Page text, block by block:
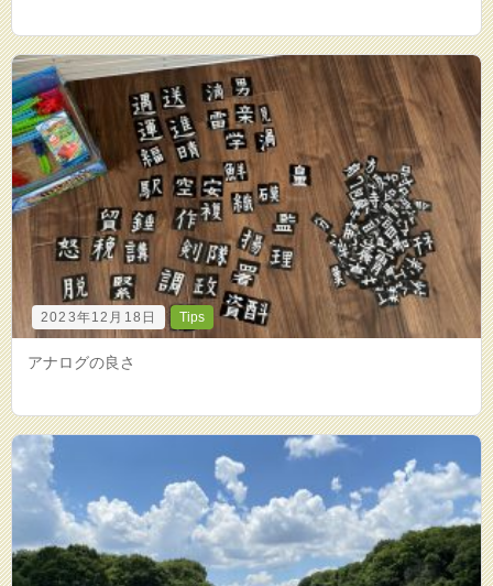
2023年12月18日 Tips
アナログの良さ